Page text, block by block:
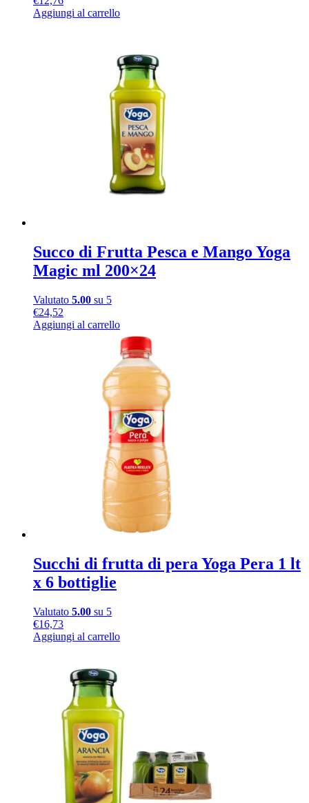
Aggiungi al carrello
Succo di Frutta Pesca e Mango Yoga
Magic ml 200×24
Valutato 5.00 su 5
€24,52
Aggiungi al carrello
Succhi di frutta di pera Yoga Pera 1 lt
x 6 bottiglie
Valutato 5.00 su 5
€16,73
Aggiungi al carrello